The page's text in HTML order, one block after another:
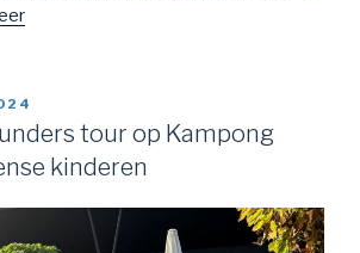
tour op Kampong
kinderen